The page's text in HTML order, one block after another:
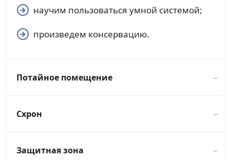
научим пользоваться умной системой;
произведем консервацию.
Потайное помещение
Схрон
Защитная зона